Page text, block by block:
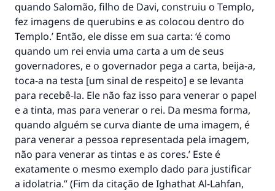
quando Salomão, filho de Davi, construiu o Templo,
fez imagens de querubins e as colocou dentro do
Templo.’ Então, ele disse em sua carta: ‘é como
quando um rei envia uma carta a um de seus
governadores, e o governador pega a carta, beija-a,
toca-a na testa [um sinal de respeito] e se levanta
para recebê-la. Ele não faz isso para venerar o papel
e a tinta, mas para venerar o rei. Da mesma forma,
quando alguém se curva diante de uma imagem, é
para venerar a pessoa representada pela imagem,
não para venerar as tintas e as cores.’ Este é
exatamente o mesmo exemplo dado para justificar
a idolatria.” (Fim da citação deIghathat Al-Lahfan,